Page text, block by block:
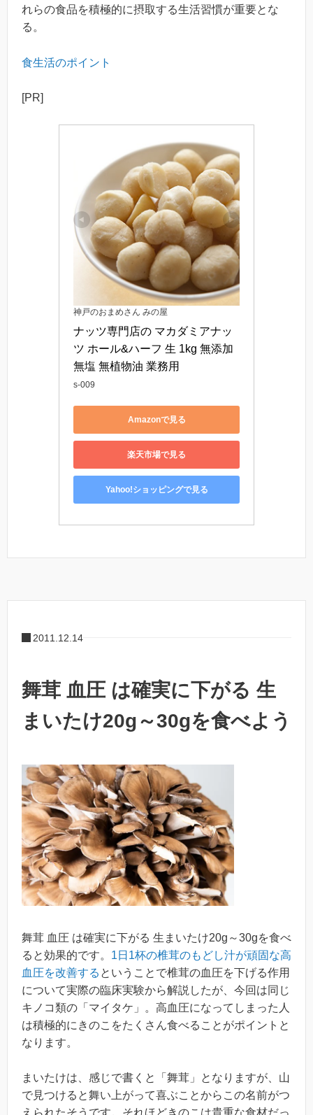
れらの食品を積極的に摂取する生活習慣が重要とな
る。
食生活のポイント
[PR]
神戸のおまめさん みの屋
ナッツ専門店の マカダミアナッ
ツ ホール&ハーフ 生 1kg 無添加
無塩 無植物油 業務用
s-009
Amazonで見る
楽天市場で見る
Yahoo!ショッピングで見る
2011.12.14
舞茸 血圧 は確実に下がる 生
まいたけ20g～30gを食べよう
舞茸 血圧 は確実に下がる 生まいたけ20g～30gを食べ
ると効果的です。 1日1杯の椎茸のもどし汁が頑固な高
血圧を改善する ということで椎茸の血圧を下げる作用
について実際の臨床実験から解説したが、今回は同じ
キノコ類の「マイタケ」。高血圧になってしまった人
は積極的にきのこをたくさん食べることがポイントと
なります。
まいたけは、感じで書くと「舞茸」となりますが、山
で見つけると舞い上がって喜ぶことからこの名前がつ